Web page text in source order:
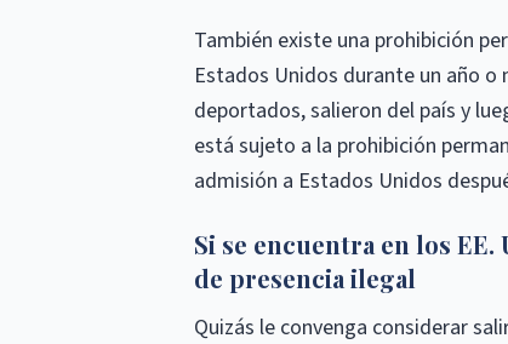
También existe una prohibición
Estados Unidos durante un año
deportados, salieron del país y
está sujeto a la prohibición
admisión a Estados Unidos
Si se encuentra en los
de presencia ilegal
Quizás le convenga considerar